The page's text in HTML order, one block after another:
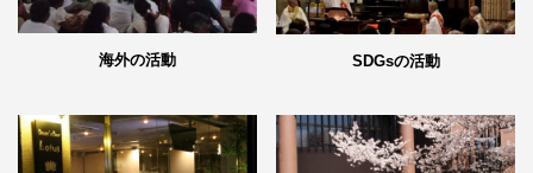
海外の活動 SDGsの活動